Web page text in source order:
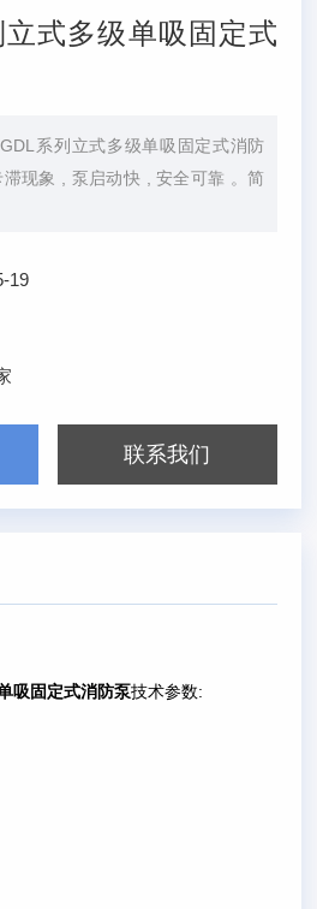
立式多级单吸固定式
系列立式多级单吸固定式消防
现象 , 泵启动快 , 安全可靠 。简
19
联系我们
吸固定式消防泵技术参数: